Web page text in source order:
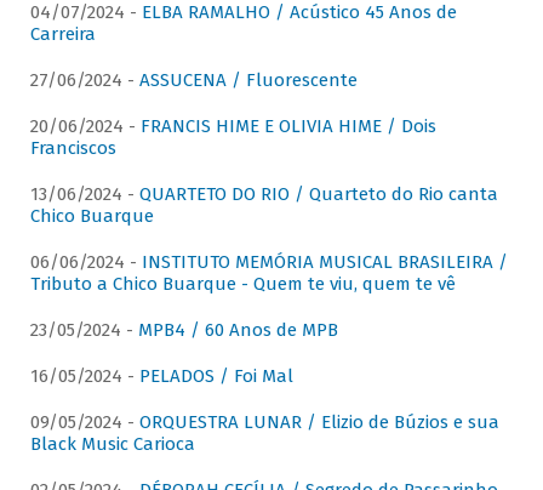
04/07/2024 - ELBA RAMALHO / Acústico 45 Anos de
Carreira
27/06/2024 - ASSUCENA / Fluorescente
20/06/2024 - FRANCIS HIME E OLIVIA HIME / Dois
Franciscos
13/06/2024 - QUARTETO DO RIO / Quarteto do Rio canta
Chico Buarque
06/06/2024 - INSTITUTO MEMÓRIA MUSICAL BRASILEIRA /
Tributo a Chico Buarque - Quem te viu, quem te vê
23/05/2024 - MPB4 / 60 Anos de MPB
16/05/2024 - PELADOS / Foi Mal
09/05/2024 - ORQUESTRA LUNAR / Elizio de Búzios e sua
Black Music Carioca